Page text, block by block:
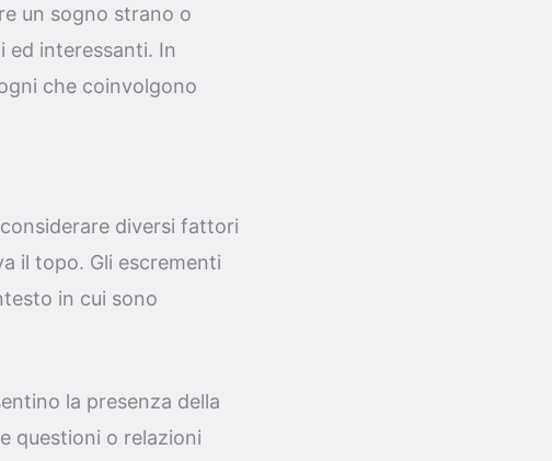
un sogno strano o
ed interessanti. In
che coinvolgono
diversi fattori
il topo. Gli escrementi
in cui sono
la presenza della
questioni o relazioni